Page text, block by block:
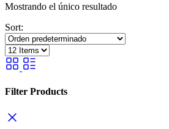
Mostrando el único resultado
Sort:
Filter Products